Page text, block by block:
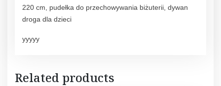
220 cm, pudełka do przechowywania biżuterii, dywan
droga dla dzieci
yyyyy
Related products